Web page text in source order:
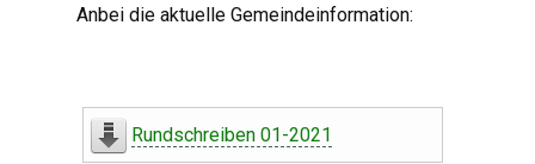
Anbei die aktuelle Gemeindeinformation:
Rundschreiben 01-2021